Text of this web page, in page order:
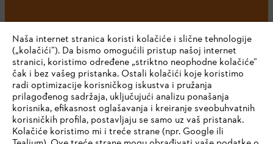
Kompanija
STIHL FAQ
Naša internet stranica koristi kolačiće i slične tehnologije
(„kolačići”). Da bismo omogućili pristup našoj internet
stranici, koristimo određene „striktno neophodne kolačiće”
čak i bez vašeg pristanka. Ostali kolačići koje koristimo
radi optimizacije korisničkog iskustva i pružanja
prilagođenog sadržaja, uključujući analizu ponašanja
korisnika, efikasnost oglašavanja i kreiranje sveobuhvatnih
korisničkih profila, postavljaju se samo uz vaš pristanak.
Kolačiće koristimo mi i treće strane (npr. Google ili